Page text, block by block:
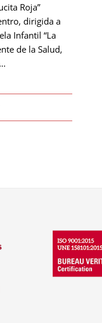
Roja”
dirigida a
Infantil “La
de la Salud,